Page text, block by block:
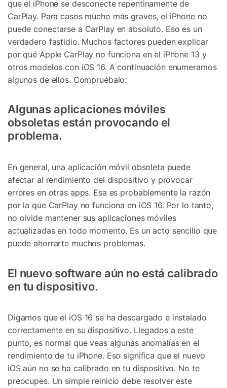
que el iPhone se desconecte repentinamente de
CarPlay. Para casos mucho más graves, el iPhone no
puede conectarse a CarPlay en absoluto. Eso es un
verdadero fastidio. Muchos factores pueden explicar
por qué Apple CarPlay no funciona en el iPhone 13 y
otros modelos con iOS 16. A continuación enumeramos
algunos de ellos. Compruébalo.
Algunas aplicaciones móviles
obsoletas están provocando el
problema.
En general, una aplicación móvil obsoleta puede
afectar al rendimiento del dispositivo y provocar
errores en otras apps. Esa es probablemente la razón
por la que CarPlay no funciona en iOS 16. Por lo tanto,
no olvide mantener sus aplicaciones móviles
actualizadas en todo momento. Es un acto sencillo que
puede ahorrarte muchos problemas.
El nuevo software aún no está calibrado
en tu dispositivo.
Digamos que el iOS 16 se ha descargado e instalado
correctamente en su dispositivo. Llegados a este
punto, es normal que veas algunas anomalías en el
rendimiento de tu iPhone. Eso significa que el nuevo
iOS aún no se ha calibrado en tu dispositivo. No te
preocupes. Un simple reinicio debe resolver este